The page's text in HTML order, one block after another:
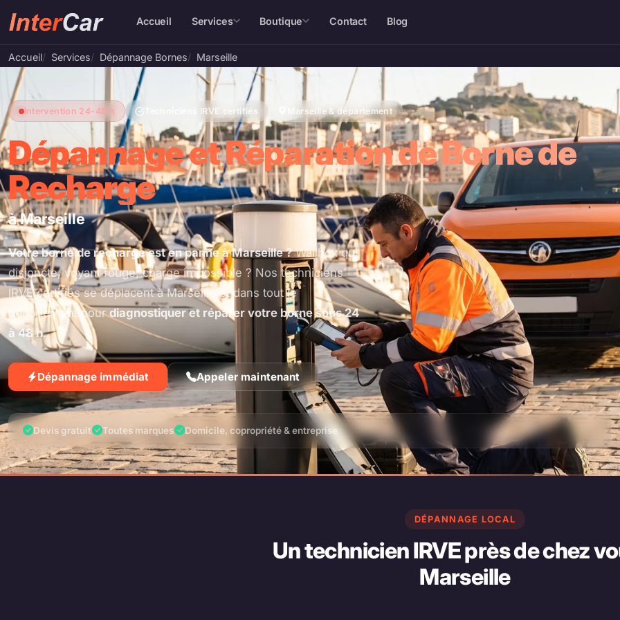
Accueil Services Boutique Contact Blog
Accueil Services Dépannage Bornes Marseille
Intervention 24-48 h Techniciens IRVE certifiés Marseille & département
Dépannage et Réparation de Borne de
Recharge
à Marseille
Votre borne de recharge est en panne à Marseille ?Wallbox qui
disjoncte, voyant rouge, charge impossible ? Nos techniciens
IRVE certifiés se déplacent à Marseille et dans tout le
département pourdiagnostiquer et réparer votre borne sous 24
à 48 h.
Dépannage immédiat Appeler maintenant
Devis gratuit Toutes marques Domicile, copropriété & entreprise
DÉPANNAGE LOCAL
Un technicien IRVE près de chez
Marseille